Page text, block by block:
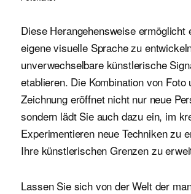
Diese Herangehensweise ermöglicht
eigene visuelle Sprache zu
unverwechselbare künstlerische
etablieren. Die Kombination von Foto
Zeichnung eröffnet nicht nur neue
sondern lädt Sie auch dazu ein, im
Experimentieren neue Techniken zu
Ihre künstlerischen Grenzen zu
Lassen Sie sich von der Welt der